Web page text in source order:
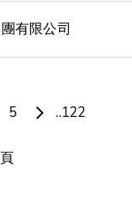
有限公司
5 ..122
頁